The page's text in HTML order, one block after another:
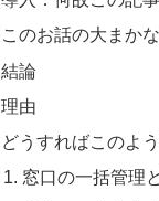
このお話の大まか
結論
理由
どうすればこのよ
窓口の一括管理